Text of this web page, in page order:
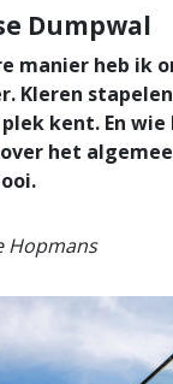
Dumpwal
manier heb ik
Kleren
kent. En
het
Hopmans